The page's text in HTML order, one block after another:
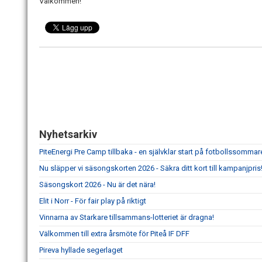
Nyhetsarkiv
PiteEnergi Pre Camp tillbaka - en självklar start på
Nu släpper vi säsongskorten 2026 - Säkra ditt kort till kampanjpris!
Säsongskort 2026 - Nu är det nära!
Elit i Norr - För fair play på riktigt
Vinnarna av Starkare tillsammans-lotteriet är dragna!
Välkommen till extra årsmöte för Piteå IF DFF
Pireva hyllade segerlaget